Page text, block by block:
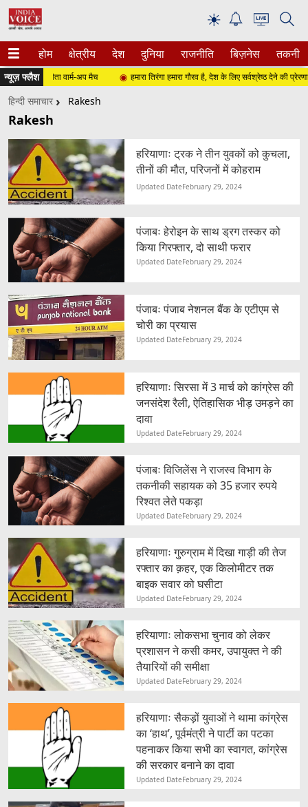
☀
होम क्षेत्रीय देश दुनिया राजनीति बिज़नेस तकनीक
न्यूज़ फ्लैश
में जीता वार्म-अप मैच हमारा तिरंगा हमारा गौरव है, देश के लिए सर्वश्रेष्ठ देने की प्रेरणा : PM
हिन्दी समाचार Rakesh
Rakesh
हरियाणाः ट्रक ने तीन युवकों को कुचला,
तीनों की मौत, परिजनों में कोहराम
Updated DateFebruary 29, 2024
पंजाबः हेरोइन के साथ ड्रग तस्कर को
किया गिरफ्तार, दो साथी फरार
Updated DateFebruary 29, 2024
पंजाबः पंजाब नेशनल बैंक के एटीएम से
चोरी का प्रयास
Updated DateFebruary 29, 2024
हरियाणाः सिरसा में 3 मार्च को कांग्रेस की
जनसंदेश रैली, ऐतिहासिक भीड़ उमड़ने का
दावा
Updated DateFebruary 29, 2024
पंजाबः विजिलेंस ने राजस्व विभाग के
तकनीकी सहायक को 35 हजार रुपये
रिश्वत लेते पकड़ा
Updated DateFebruary 29, 2024
हरियाणाः गुरुग्राम में दिखा गाड़ी की तेज
रफ्तार का क़हर, एक किलोमीटर तक
बाइक सवार को घसीटा
Updated DateFebruary 29, 2024
हरियाणाः लोकसभा चुनाव को लेकर
प्रशासन ने कसी कमर, उपायुक्त ने की
तैयारियों की समीक्षा
Updated DateFebruary 29, 2024
हरियाणाः सैकड़ों युवाओं ने थामा कांग्रेस
का ‘हाथ’, पूर्वमंत्री ने पार्टी का पटका
पहनाकर किया सभी का स्वागत, कांग्रेस
की सरकार बनाने का दावा
Updated DateFebruary 29, 2024